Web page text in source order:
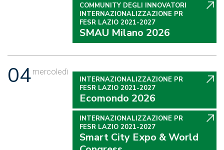
COMMUNITY DEGLI INNOVATORI
INTERNAZIONALIZZAZIONE PR
FESR LAZIO 2021-2027
SMAU Milano 2026
04 mercoledì
INTERNAZIONALIZZAZIONE PR
FESR LAZIO 2021-2027
Ecomondo 2026
INTERNAZIONALIZZAZIONE PR
FESR LAZIO 2021-2027
Smart City Expo & World